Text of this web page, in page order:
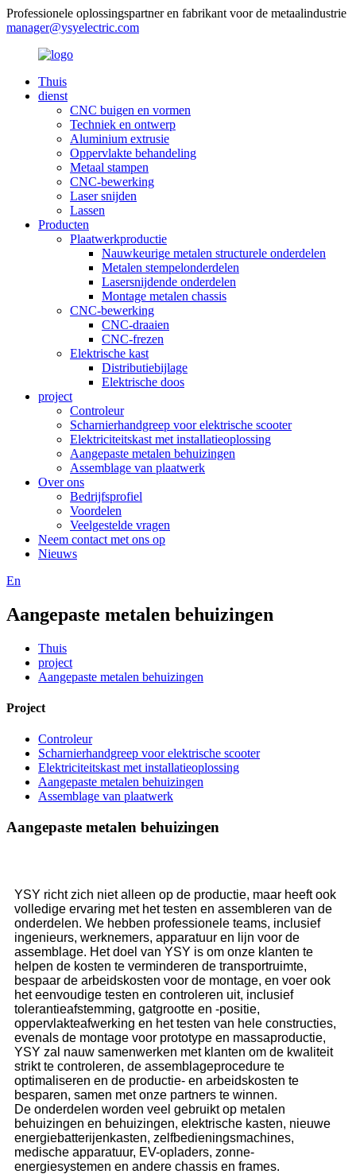
Professionele oplossingspartner en fabrikant voor de metaalindustrie
manager@ysyelectric.com
Thuis
dienst
CNC buigen en vormen
Techniek en ontwerp
Aluminium extrusie
Oppervlakte behandeling
Metaal stampen
CNC-bewerking
Laser snijden
Lassen
Producten
Plaatwerkproductie
Nauwkeurige metalen structurele onderdelen
Metalen stempelonderdelen
Lasersnijdende onderdelen
Montage metalen chassis
CNC-bewerking
CNC-draaien
CNC-frezen
Elektrische kast
Distributiebijlage
Elektrische doos
project
Controleur
Scharnierhandgreep voor elektrische scooter
Elektriciteitskast met installatieoplossing
Aangepaste metalen behuizingen
Assemblage van plaatwerk
Over ons
Bedrijfsprofiel
Voordelen
Veelgestelde vragen
Neem contact met ons op
Nieuws
En
Aangepaste metalen behuizingen
Thuis
project
Aangepaste metalen behuizingen
Project
Controleur
Scharnierhandgreep voor elektrische scooter
Elektriciteitskast met installatieoplossing
Aangepaste metalen behuizingen
Assemblage van plaatwerk
Aangepaste metalen behuizingen
YSY richt zich niet alleen op de productie, maar heeft ook
volledige ervaring met het testen en assembleren van de
onderdelen. We hebben professionele teams, inclusief
ingenieurs, werknemers, apparatuur en lijn voor de
assemblage. Het doel van YSY is om onze klanten te
helpen de kosten te verminderen de transportruimte,
bespaar de arbeidskosten voor de montage, en voer ook
het eenvoudige testen en controleren uit, inclusief
tolerantieafstemming, gatgrootte en -positie,
oppervlakteafwerking en het testen van hele constructies,
evenals de montage voor prototype en massaproductie,
YSY zal nauw samenwerken met klanten om de kwaliteit
strikt te controleren, de assemblageprocedure te
optimaliseren en de productie- en arbeidskosten te
besparen, samen met onze partners te winnen.
De onderdelen worden veel gebruikt op metalen
behuizingen en behuizingen, elektrische kasten, nieuwe
energiebatterijenkasten, zelfbedieningsmachines,
medische apparatuur, EV-opladers, zonne-
energiesystemen en andere chassis en frames.